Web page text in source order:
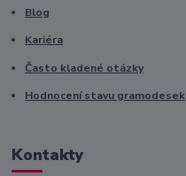
Blog
Kariéra
Často kladené otázky
Hodnocení stavu gramodesek
Kontakty